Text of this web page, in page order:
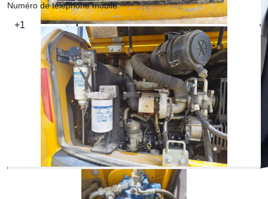
Numéro de téléphone mobile
+1
Ma question ou commentaire
Soumettre